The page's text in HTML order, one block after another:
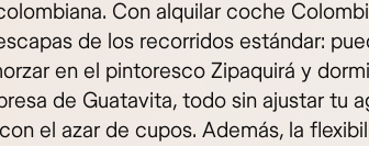
Con alquilar coche
de los recorridos estándar:
en el pintoresco Zipaquirá y
de Guatavita, todo sin ajustar tu
el azar de cupos. Además, la